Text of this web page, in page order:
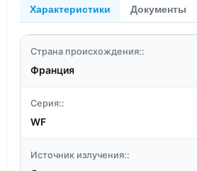
Характеристики Документы
Страна происхождения::
Франция
Серия::
WF
Источник излучения::